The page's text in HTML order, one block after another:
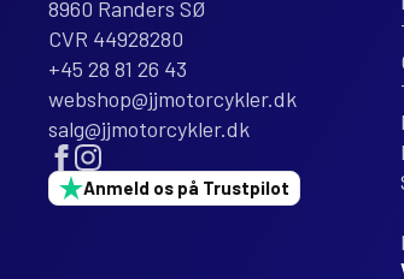
8960 Randers SØ
CVR 44928280
+45 28 81 26 43
webshop@jjmotorcykler.dk
salg@jjmotorcykler.dk
Anmeld os på Trustpilot